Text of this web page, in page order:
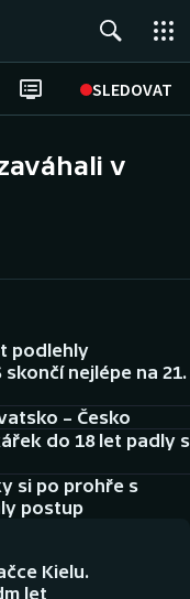
SLEDOVAT
v
podlehly
nejlépe na 21.
– Česko
do 18 let padly s
si po prohře s
postup
Kielu.
let